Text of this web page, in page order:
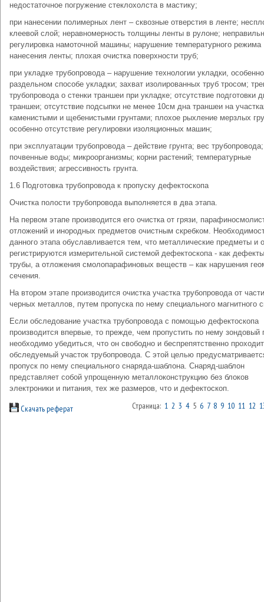
недостаточное погружение стеклохолста в мастику;
при нанесении полимерных лент – сквозные отверстия в ленте;
клеевой слой; неравномерность толщины ленты в рулоне;
регулировка намоточной машины; нарушение температурного режима
нанесения ленты; плохая очистка поверхности труб;
при укладке трубопровода – нарушение технологии укладки,
раздельном способе укладки; захват изолированных труб тросом;
трубопровода о стенки траншеи при укладке; отсутствие подготовки
траншеи; отсутствие подсыпки не менее 10см дна траншеи на
каменистыми и щебенистыми грунтами; плохое рыхление мерзлых
особенно отсутствие регулировки изоляционных машин;
при эксплуатации трубопровода – действие грунта; вес трубопровода;
почвенные воды; микроорганизмы; корни растений; температурные
воздействия; агрессивность грунта.
1.6 Подготовка трубопровода к пропуску дефектоскопа
Очистка полости трубопровода выполняется в два этапа.
На первом этапе производится его очистка от грязи,
отложений и инородных предметов очистным скребком.
данного этапа обуславливается тем, что металлические предметы и
регистрируются измерительной системой дефектоскопа - как дефекты
трубы, а отложения смолопарафиновых веществ – как нарушения
сечения.
На втором этапе производится очистка участка трубопровода от
черных металлов, путем пропуска по нему специального магнитного
Если обследование участка трубопровода с помощью дефектоскопа
производится впервые, то прежде, чем пропустить по нему зондовый
необходимо убедиться, что он свободно и беспрепятственно
обследуемый участок трубопровода. С этой целью
пропуск по нему специального снаряда-шаблона. Снаряд-шаблон
представляет собой упрощенную металлоконструкцию без блоков
электроники и питания, тех же размеров, что и дефектоскоп.
Скачать реферат Страница: 1 2 3 45 6 7 8 9 10 11 12